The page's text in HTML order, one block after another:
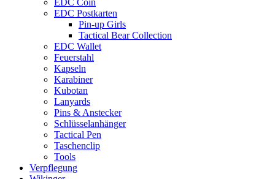
EDC Postkarten
Pin-up Girls
Tactical Bear Collection
EDC Wallet
Feuerstahl
Kapseln
Karabiner
Kubotan
Lanyards
Pins & Anstecker
Schlüsselanhänger
Tactical Pen
Taschenclip
Tools
Verpflegung